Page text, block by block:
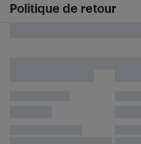
Politique de retour